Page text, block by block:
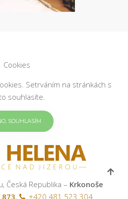
Cookies
Setrváním na stránkách s
souhlasíte.
SOUHLASÍM
Česká Republika – Krkonoše
873, +420 481 523 304